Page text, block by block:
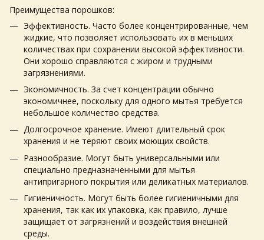
Преимущества порошков:
Эффективность. Часто более концентрированные, чем
жидкие, что позволяет использовать их в меньших
количествах при сохранении высокой эффективности.
Они хорошо справляются с жиром и трудными
загрязнениями.
Экономичность. За счет концентрации обычно
экономичнее, поскольку для одного мытья требуется
небольшое количество средства.
Долгосрочное хранение. Имеют длительный срок
хранения и не теряют своих моющих свойств.
Разнообразие. Могут быть универсальными или
специально предназначенными для мытья
антипригарного покрытия или деликатных материалов.
Гигиеничность. Могут быть более гигиеничными для
хранения, так как их упаковка, как правило, лучше
защищает от загрязнений и воздействия внешней
среды.